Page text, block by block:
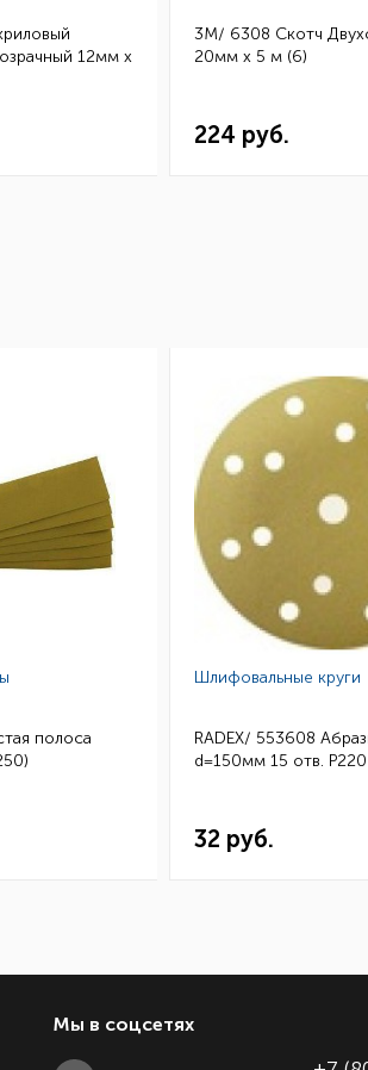
12мм х
3M/ 6308 Скотч
20мм х 5 м (6)
224 руб.
полоса
Шлифовальные круги
RADEX/ 553608
d=150мм 15 отв.
32 руб.
Мы в соцсетях